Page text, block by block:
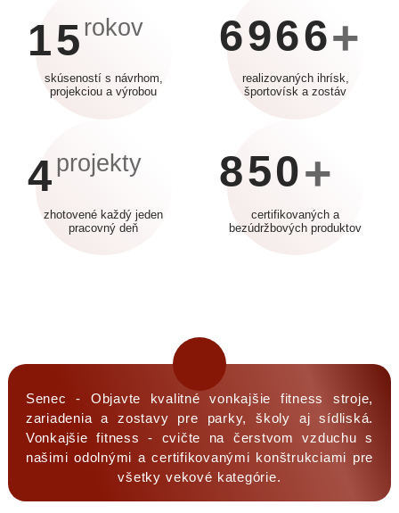
15 rokov
skúseností s návrhom,
projekciou a výrobou
6966+
realizovaných ihrísk,
športovísk a zostáv
4 projekty
zhotovené každý jeden
pracovný deň
850+
certifikovaných a
bezúdržbových produktov
Senec - Objavte kvalitné vonkajšie fitness stroje,
zariadenia a zostavy pre parky, školy aj sídliská.
Vonkajšie fitness - cvičte na čerstvom vzduchu s
našimi odolnými a certifikovanými konštrukciami pre
všetky vekové kategórie.